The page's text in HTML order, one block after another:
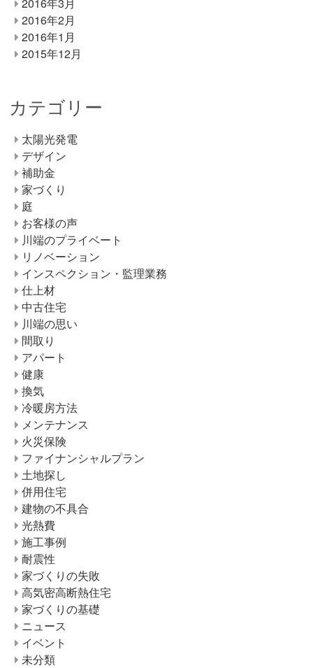
2016年2月
2016年1月
2015年12月
カテゴリー
太陽光発電
デザイン
補助金
家づくり
庭
お客様の声
川端のプライベート
リノベーション
インスペクション・監理業務
仕上材
中古住宅
川端の思い
間取り
アパート
健康
換気
冷暖房方法
メンテナンス
火災保険
ファイナンシャルプラン
土地探し
併用住宅
建物の不具合
光熱費
施工事例
耐震性
家づくりの失敗
高気密高断熱住宅
家づくりの基礎
ニュース
イベント
未分類